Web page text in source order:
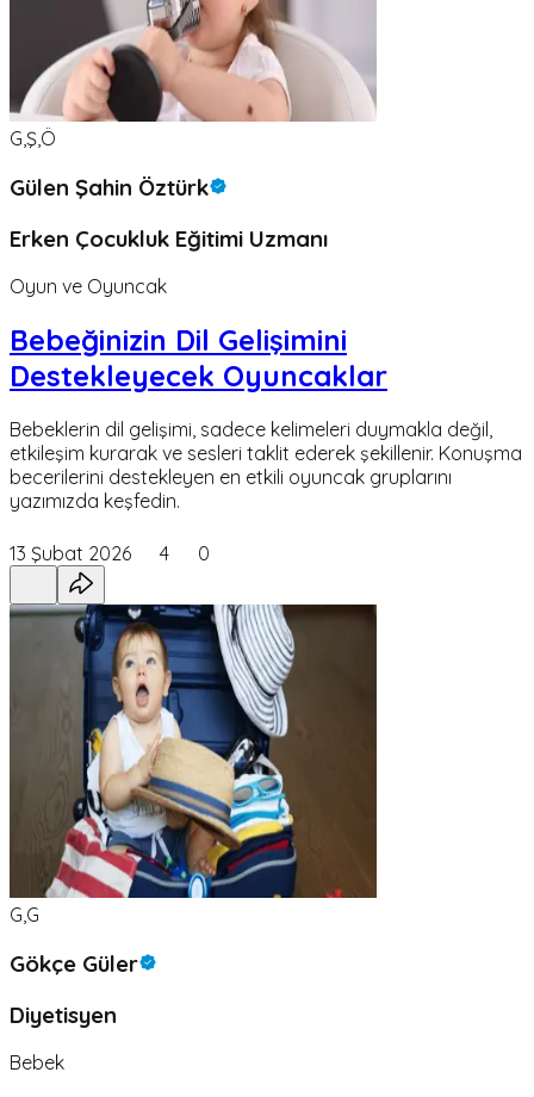
G,Ş,Ö
Gülen Şahin Öztürk
Erken Çocukluk Eğitimi Uzmanı
Oyun ve Oyuncak
Bebeğinizin Dil Gelişimini
Destekleyecek Oyuncaklar
Bebeklerin dil gelişimi, sadece kelimeleri duymakla değil,
etkileşim kurarak ve sesleri taklit ederek şekillenir. Konuşma
becerilerini destekleyen en etkili oyuncak gruplarını
yazımızda keşfedin.
13 Şubat 2026 4 0
G,G
Gökçe Güler
Diyetisyen
Bebek